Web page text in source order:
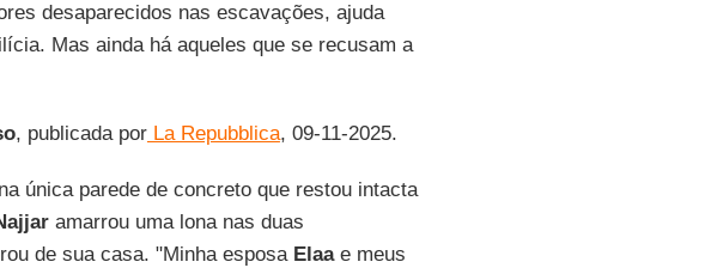
desaparecidos nas escavações, ajuda
Mas ainda há aqueles que se recusam a
, publicada porLa Repubblica, 09-11-2025.
única parede de concreto que restou intacta
amarrou uma lona nas duas
de sua casa. "Minha esposa Elaae meus